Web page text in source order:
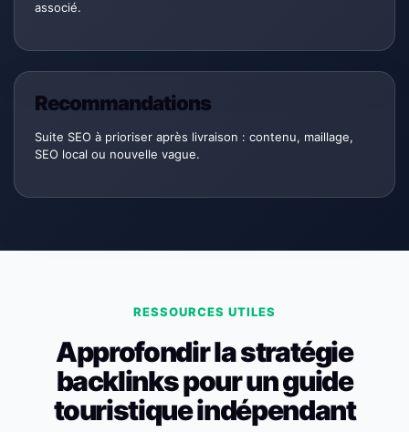
associé.
Recommandations
Suite SEO à prioriser après livraison : contenu, maillage,
SEO local ou nouvelle vague.
RESSOURCES UTILES
Approfondir la stratégie
backlinks pour un guide
touristique indépendant